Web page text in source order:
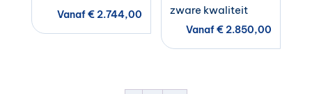
Vanaf€2.744,00
zware kwaliteit
Vanaf€ 2.850,00